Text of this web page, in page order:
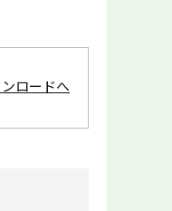
ロードへ